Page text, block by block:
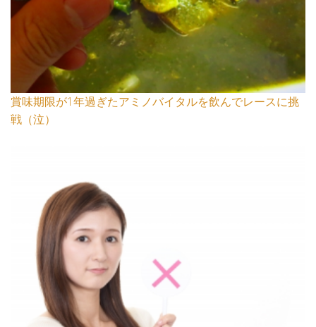
賞味期限が1年過ぎたアミノバイタルを飲んでレースに挑
戦（泣）